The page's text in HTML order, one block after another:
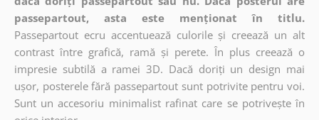
passepartout, asta este menționat în titlu.
Passepartout ecru accentuează culorile și creează un alt
contrast între grafică, ramă și perete. În plus creează o
impresie subtilă a ramei 3D. Dacă doriți un design mai
ușor, posterele fără passepartout sunt potrivite pentru voi.
Sunt un accesoriu minimalist rafinat care se potrivește în